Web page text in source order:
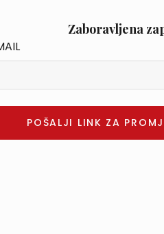
Zaboravljena